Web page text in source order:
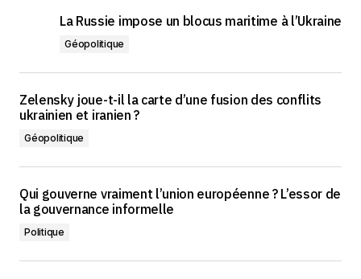
La Russie impose un blocus maritime à l’Ukraine
Géopolitique
Zelensky joue-t-il la carte d’une fusion des conflits
ukrainien et iranien ?
Géopolitique
Qui gouverne vraiment l’union européenne ? L’essor de
la gouvernance informelle
Politique